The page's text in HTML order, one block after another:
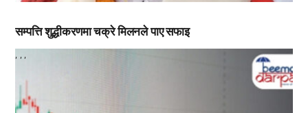
सम्पत्ति शुद्धीकरणमा चक्रे मिलनले पाए सफाइ